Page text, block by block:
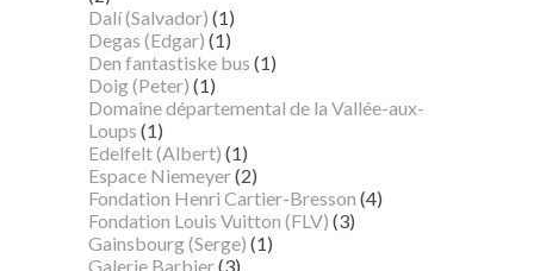
Dalí (Salvador) (1)
Degas (Edgar) (1)
Den fantastiske bus (1)
Doig (Peter) (1)
Domaine départemental de la Vallée-aux-
Loups (1)
Edelfelt (Albert) (1)
Espace Niemeyer(2)
Fondation Henri Cartier-Bresson (4)
Fondation Louis Vuitton (FLV) (3)
Gainsbourg (Serge) (1)
Galerie Barbier(3)